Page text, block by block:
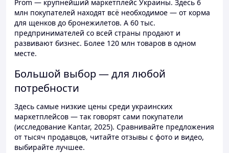
Prom — крупнейший маркетплейс Украины. Здесь 6
млн покупателей находят всё необходимое — от корма
для щенков до бронежилетов. А 60 тыс.
предпринимателей со всей страны продают и
развивают бизнес. Более 120 млн товаров в одном
месте.
Большой выбор — для любой
потребности
Здесь самые низкие цены среди украинских
маркетплейсов — так говорят сами покупатели
(исследование Kantar, 2025). Сравнивайте предложения
от тысяч продавцов, читайте отзывы с фото и видео,
выбирайте лучшее.